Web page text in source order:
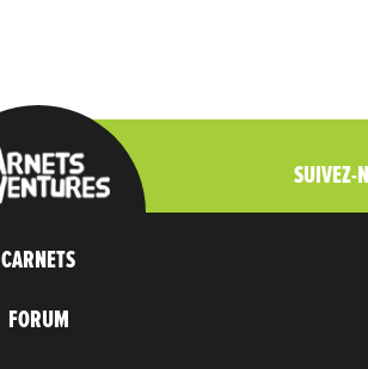
SUIVEZ-
CARNETS
FORUM